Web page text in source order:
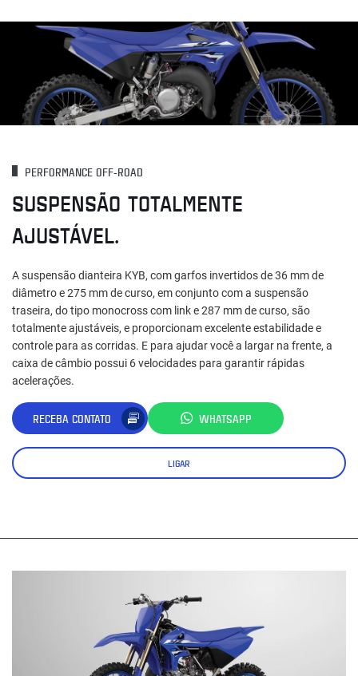
PERFORMANCE OFF-ROAD
SUSPENSÃO TOTALMENTE
AJUSTÁVEL.
A suspensão dianteira KYB, com garfos invertidos de 36 mm de
diâmetro e 275 mm de curso, em conjunto com a suspensão
traseira, do tipo monocross com link e 287 mm de curso, são
totalmente ajustáveis, e proporcionam excelente estabilidade e
controle para as corridas. E para ajudar você a largar na frente, a
caixa de câmbio possui 6 velocidades para garantir rápidas
acelerações.
RECEBA CONTATO WHATSAPP
LIGAR